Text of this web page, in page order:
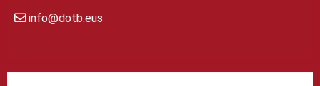
info@dotb.eus